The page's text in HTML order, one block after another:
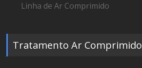
Linha de Ar Comprimido
Tratamento Ar Comprimido